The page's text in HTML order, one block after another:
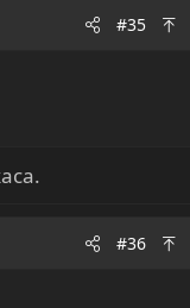
#35
#36